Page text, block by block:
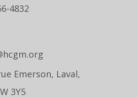
4832
Emerson, Laval,
3Y5